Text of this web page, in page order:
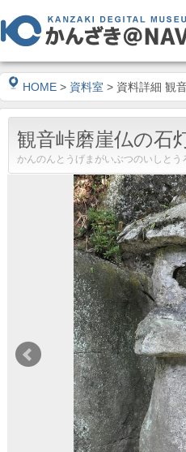
HOME > 資料室 > 資料詳細 観
観音峠磨崖仏の石
かんのんとうげまがいぶつのいしとう